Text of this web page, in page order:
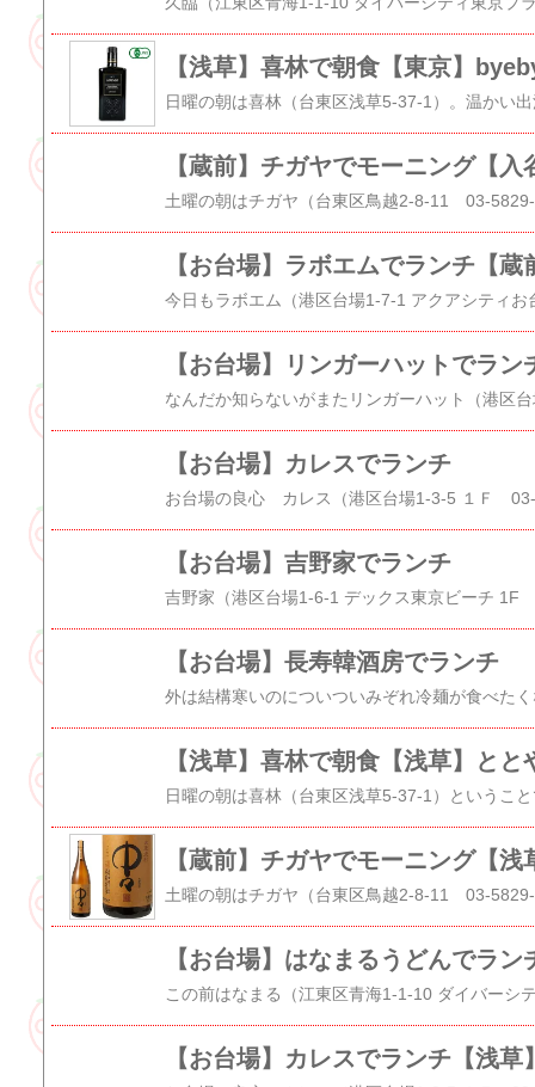
【お台場】ラボエムでランチ【
【お台場】リンガーハットでラ
【お台場】カレスでランチ
【お台場】吉野家でランチ
【お台場】長寿韓酒房でランチ
【お台場】はなまるうどんでラン
【お台場】カレスでランチ【浅